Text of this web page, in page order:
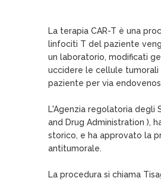
La terapia CAR-T è una
linfociti T del paziente
un laboratorio, modificati
uccidere le cellule
paziente per via
L'Agenzia regolatoria degli
and Drug Administration ),
storico, e ha approvato la
antitumorale.
La procedura si chiama